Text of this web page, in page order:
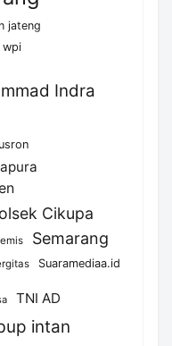
jateng
wpi
Indra
Cikupa
Semarang
Suaramediaa.id
TNI AD
intan